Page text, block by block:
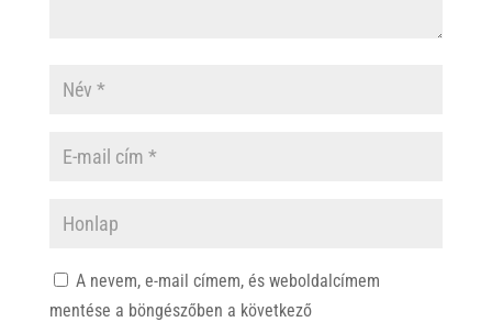
A nevem, e-mail címem, és weboldalcímem
mentése a böngészőben a következő